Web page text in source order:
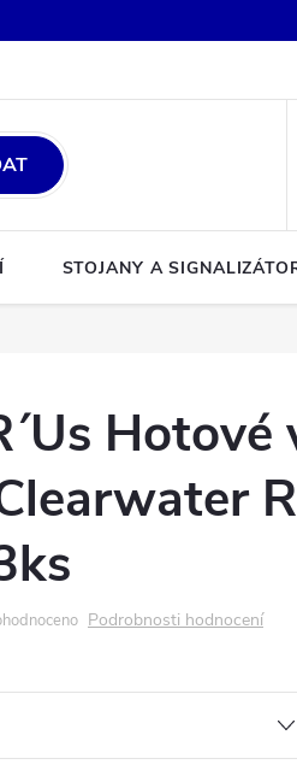
STOJANY A
Hotové
Podrobnosti hodnocení